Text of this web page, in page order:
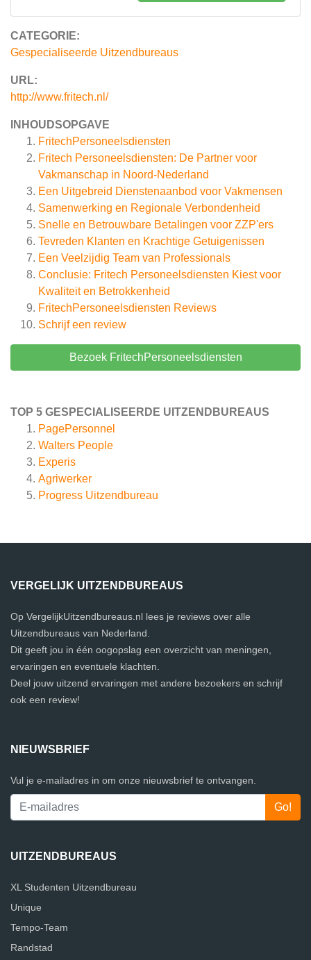
CATEGORIE:
Gespecialiseerde Uitzendbureaus
URL:
http://www.fritech.nl/
INHOUDSOPGAVE
FritechPersoneelsdiensten
Fritech Personeelsdiensten: De Partner voor
Vakmanschap in Noord-Nederland
Een Uitgebreid Dienstenaanbod voor Vakmensen
Samenwerking en Regionale Verbondenheid
Snelle en Betrouwbare Betalingen voor ZZP'ers
Tevreden Klanten en Krachtige Getuigenissen
Een Veelzijdig Team van Professionals
Conclusie: Fritech Personeelsdiensten Kiest voor
Kwaliteit en Betrokkenheid
FritechPersoneelsdiensten Reviews
Schrijf een review
Bezoek FritechPersoneelsdiensten
TOP 5 GESPECIALISEERDE UITZENDBUREAUS
PagePersonnel
Walters People
Experis
Agriwerker
Progress Uitzendbureau
VERGELIJK UITZENDBUREAUS
Op VergelijkUitzendbureaus.nl lees je reviews over alle
Uitzendbureaus van Nederland.
Dit geeft jou in één oogopslag een overzicht van meningen,
ervaringen en eventuele klachten.
Deel jouw uitzend ervaringen met andere bezoekers en schrijf
ook een review!
NIEUWSBRIEF
Vul je e-mailadres in om onze nieuwsbrief te ontvangen.
UITZENDBUREAUS
XL Studenten Uitzendbureau
Unique
Tempo-Team
Randstad